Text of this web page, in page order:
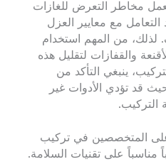
مخاطر التعرض للغازات
التعامل مع معايير العزل
لذلك، من المهم استخدام
والقفازات لتقليل هذه
ينبغي التأكد من
قد تؤدي الأدوات غير
التركيب.
المتخصصين في تركيب
مناسباً على تقنيات السلامة.